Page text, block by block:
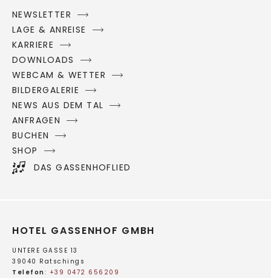
NEWSLETTER
LAGE & ANREISE
KARRIERE
DOWNLOADS
WEBCAM & WETTER
BILDERGALERIE
NEWS AUS DEM TAL
ANFRAGEN
BUCHEN
SHOP
DAS GASSENHOFLIED
HOTEL GASSENHOF GMBH
UNTERE GASSE 13
39040 Ratschings
Telefon: +39 0472 656209